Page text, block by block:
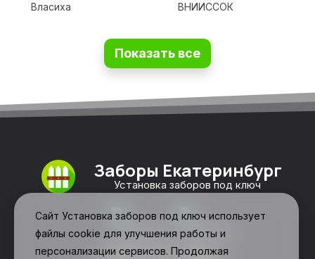
Власиха ВНИИССОК
Показать все
Заборы Екатеринбург
Установка заборов под ключ
Сайт Установка заборов под ключ использует
файлы cookie для улучшения работы и
персонализации сервисов. Продолжая